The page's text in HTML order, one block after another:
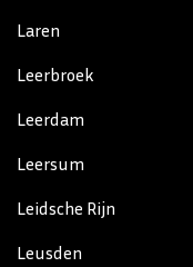
Laren
Leerbroek
Leerdam
Leersum
Leidsche Rijn
Leusden